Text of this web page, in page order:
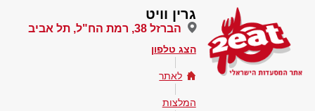
גרין וויט
הברזל 38, רמת הח"ל, תל אביב
הצג טלפון
לאתר
המלצות